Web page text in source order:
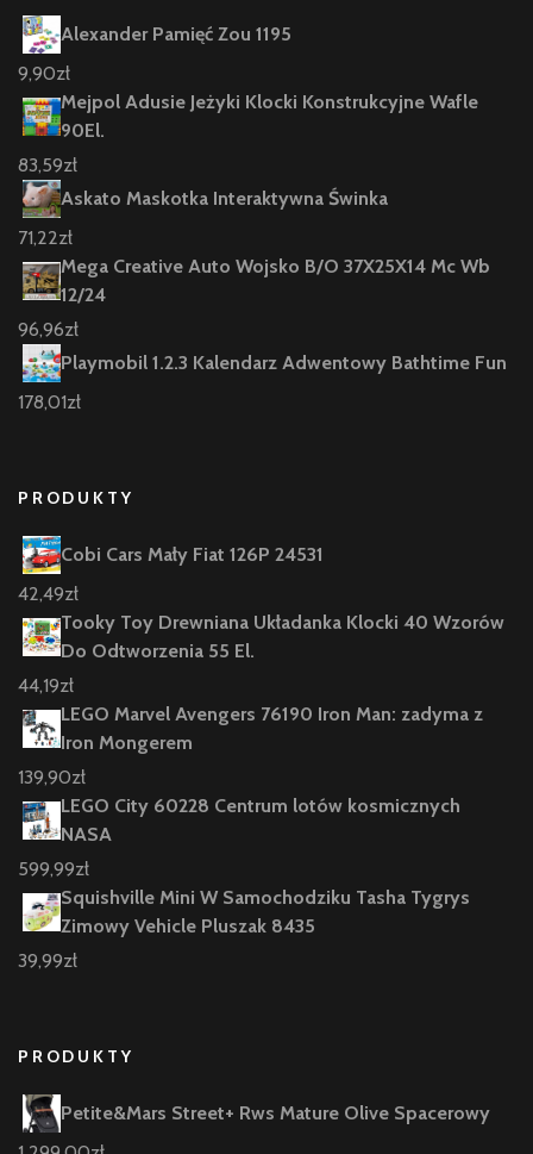
Alexander Pamięć Zou 1195
9,90zł
Mejpol Adusie Jeżyki Klocki Konstrukcyjne Wafle
90El.
83,59zł
Askato Maskotka Interaktywna Świnka
71,22zł
Mega Creative Auto Wojsko B/O 37X25X14 Mc Wb
12/24
96,96zł
Playmobil 1.2.3 Kalendarz Adwentowy Bathtime Fun
178,01zł
PRODUKTY
Cobi Cars Mały Fiat 126P 24531
42,49zł
Tooky Toy Drewniana Układanka Klocki 40 Wzorów
Do Odtworzenia 55 El.
44,19zł
LEGO Marvel Avengers 76190 Iron Man: zadyma z
Iron Mongerem
139,90zł
LEGO City 60228 Centrum lotów kosmicznych
NASA
599,99zł
Squishville Mini W Samochodziku Tasha Tygrys
Zimowy Vehicle Pluszak 8435
39,99zł
PRODUKTY
Petite&Mars Street+ Rws Mature Olive Spacerowy